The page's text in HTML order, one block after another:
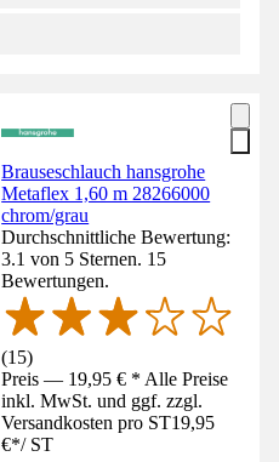
Brauseschlauch hansgrohe
Metaflex 1,60 m 28266000
chrom/grau
Durchschnittliche Bewertung:
3.1 von 5 Sternen. 15
Bewertungen.
(15)
Preis — 19,95 € * Alle Preise
inkl. MwSt. und ggf. zzgl.
Versandkosten pro ST19,95
€*/ ST